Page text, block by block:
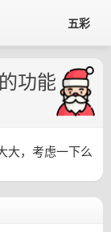
五彩
功能
大，考虑一下么